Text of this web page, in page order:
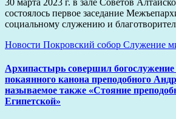
состоялось первое заседание
социальному служению и
Новости Покровский собор Служение
Архипастырь совершил богослужение
покаянного канона преподобного
называемое также «Стояние
Египетской»